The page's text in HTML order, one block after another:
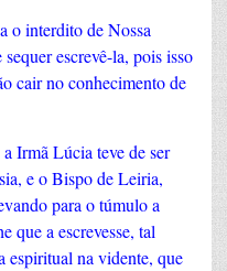
o interdito de Nossa
escrevê-la, pois isso
cair no conhecimento de
Irmã Lúcia teve de ser
e o Bispo de Leiria,
para o túmulo a
que a escrevesse, tal
espiritual na vidente, que